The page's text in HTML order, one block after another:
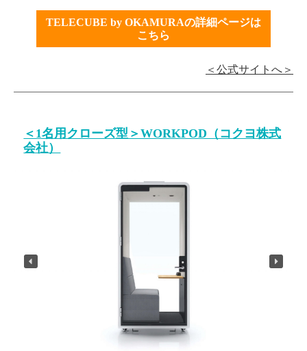
TELECUBE by OKAMURAの詳細ページは
こちら
＜公式サイトへ＞
＜1名用クローズ型＞WORKPOD（コクヨ株式
会社）